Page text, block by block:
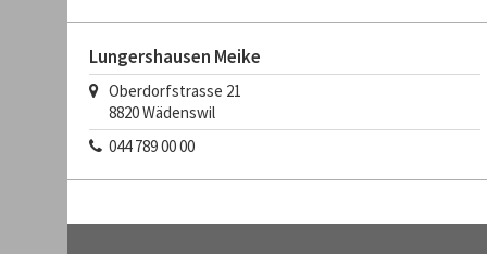
Lungershausen Meike
Oberdorfstrasse 21
8820Wädenswil
044 789 00 00